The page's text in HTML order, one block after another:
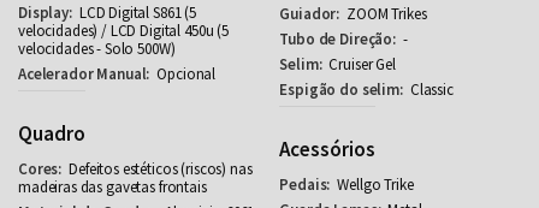
LCD Digital S861 (5
velocidades) / LCD Digital 450u (5
velocidades - Solo 500W)
Opcional
Quadro
Defeitos estéticos (riscos) nas
madeiras das gavetas frontais
ZOOM Trikes
-
Cruiser Gel
Classic
Acessórios
Wellgo Trike